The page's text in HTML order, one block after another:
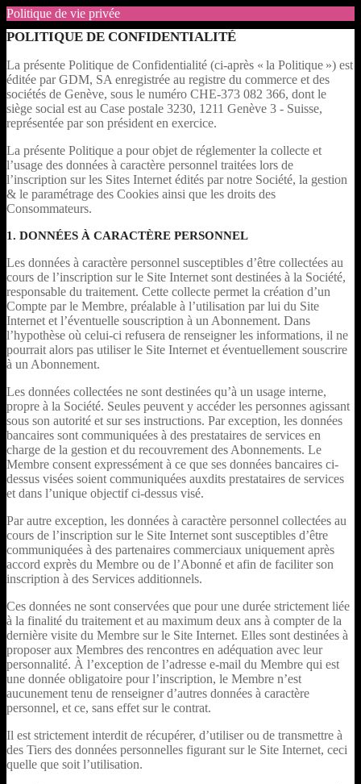
Politique de vie privée
POLITIQUE DE CONFIDENTIALITÉ
La présente Politique de Confidentialité (ci-après « la Politique ») est
éditée par GDM, SA enregistrée au registre du commerce et des
sociétés de Genève, sous le numéro CHE-373 082 366, dont le
siège social est au Case postale 3230, 1211 Genève 3 - Suisse,
représentée par son président en exercice.
La présente Politique a pour objet de réglementer la collecte et
l’usage des données à caractère personnel traitées lors de
l’inscription sur les Sites Internet édités par notre Société, la gestion
& le paramétrage des Cookies ainsi que les droits des
Consommateurs.
1. DONNÉES À CARACTÈRE PERSONNEL
Les données à caractère personnel susceptibles d’être collectées au
cours de l’inscription sur le Site Internet sont destinées à la Société,
responsable du traitement. Cette collecte permet la création d’un
Compte par le Membre, préalable à l’utilisation par lui du Site
Internet et l’éventuelle souscription à un Abonnement. Dans
l’hypothèse où celui-ci refusera de renseigner les informations, il ne
pourrait alors pas utiliser le Site Internet et éventuellement souscrire
à un Abonnement.
Les données collectées ne sont destinées qu’à un usage interne,
propre à la Société. Seules peuvent y accéder les personnes agissant
sous son autorité et sur ses instructions. Par exception, les données
bancaires sont communiquées à des prestataires de services en
charge de la gestion et du recouvrement des Abonnements. Le
Membre consent expressément à ce que ses données bancaires ci-
dessus visées soient communiquées auxdits prestataires de services
et dans l’unique objectif ci-dessus visé.
Par autre exception, les données à caractère personnel collectées au
cours de l’inscription sur le Site Internet sont susceptibles d’être
communiquées à des partenaires commerciaux uniquement après
accord exprès du Membre ou de l’Abonné et afin de faciliter son
inscription à des Services additionnels.
Ces données ne sont conservées que pour une durée strictement liée
à la finalité du traitement et au maximum deux ans à compter de la
dernière visite du Membre sur le Site Internet. Elles sont destinées à
proposer aux Membres des rencontres en adéquation avec leur
personnalité. À l’exception de l’adresse e-mail du Membre qui est
une donnée obligatoire pour l’inscription, le Membre n’est
aucunement tenu de renseigner d’autres données à caractère
personnel, et ce, sans effet sur le contrat.
Il est strictement interdit de récupérer, d’utiliser ou de transmettre à
des Tiers des données personnelles figurant sur le Site Internet, ceci
quelle que soit l’utilisation.